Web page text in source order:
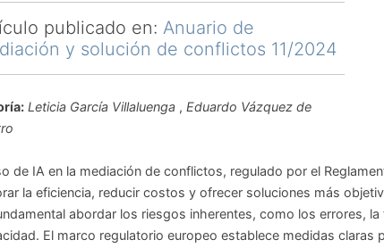
publicado en: Anuario de
y solución de conflictos 11/2024
Leticia García Villaluenga, Eduardo Vázquez de
de IA en la mediación de conflictos, regulado por el
la eficiencia, reducir costos y ofrecer soluciones más
abordar los riesgos inherentes, como los errores,
El marco regulatorio europeo establece medidas